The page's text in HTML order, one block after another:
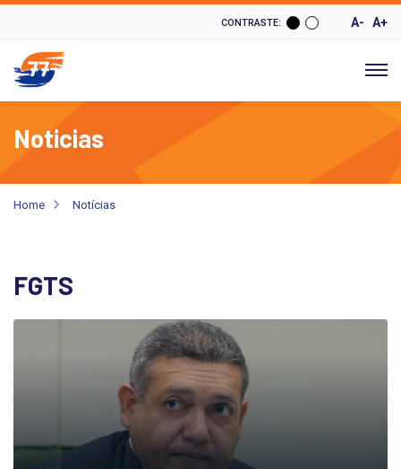
CONTRASTE: A- A+
Noticias
Home Notícias
FGTS